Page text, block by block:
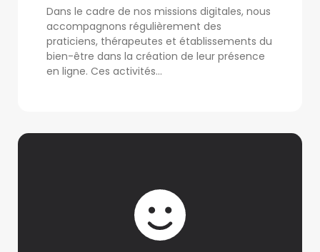
Dans le cadre de nos missions digitales, nous
accompagnons régulièrement des
praticiens, thérapeutes et établissements du
bien-être dans la création de leur présence
en ligne. Ces activités...